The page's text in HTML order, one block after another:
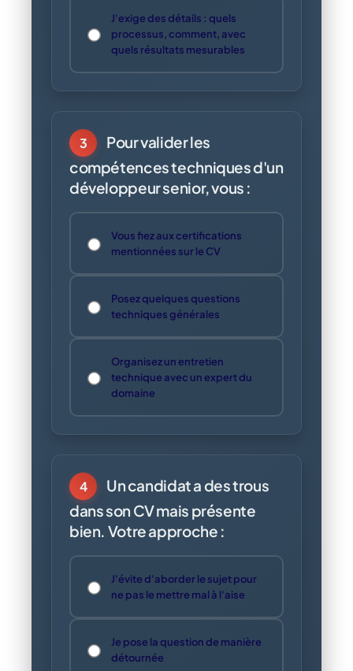
J'exige des détails : quels
processus, comment, avec
quels résultats mesurables
3
Pour valider les
compétences techniques d'un
développeur senior, vous :
Vous fiez aux certifications
mentionnées sur le CV
Posez quelques questions
techniques générales
Organisez un entretien
technique avec un expert du
domaine
4
Un candidat a des trous
dans son CV mais présente
bien. Votre approche :
J'évite d'aborder le sujet pour
ne pas le mettre mal à l'aise
Je pose la question de manière
détournée